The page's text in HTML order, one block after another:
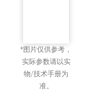
*图片仅供参考，
实际参数请以实
物/技术手册为
准。